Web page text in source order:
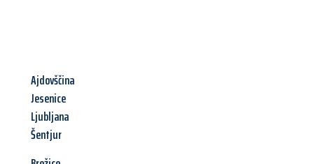
Ajdovščina
Jesenice
Ljubljana
Šentjur